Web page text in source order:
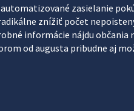
zasielanie
znížiť počet
informácie nájdu občania
od augusta pribudne aj